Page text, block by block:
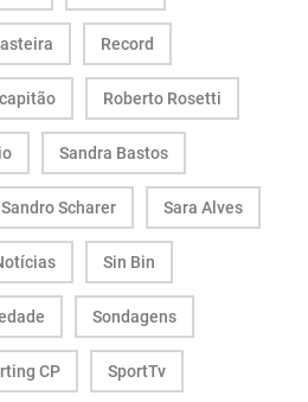
Record
Roberto Rosetti
Sandra Bastos
Sandro Scharer Sara Alves
Sin Bin
Sondagens
CP SportTv